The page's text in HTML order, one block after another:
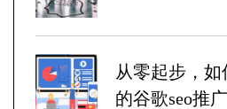
从零起步，
的谷歌seo推